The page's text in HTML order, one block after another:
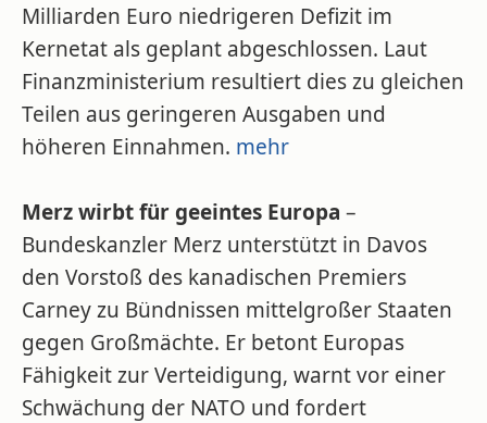
Milliarden Euro niedrigeren Defizit im
Kernetat als geplant abgeschlossen. Laut
Finanzministerium resultiert dies zu gleichen
Teilen aus geringeren Ausgaben und
höheren Einnahmen. mehr
Merz wirbt für geeintes Europa –
Bundeskanzler Merz unterstützt in Davos
den Vorstoß des kanadischen Premiers
Carney zu Bündnissen mittelgroßer Staaten
gegen Großmächte. Er betont Europas
Fähigkeit zur Verteidigung, warnt vor einer
Schwächung der NATO und fordert